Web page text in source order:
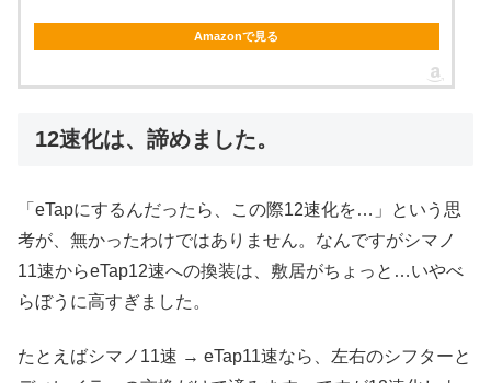
Amazonで見る
12速化は、諦めました。
「eTapにするんだったら、この際12速化を…」という思
考が、無かったわけではありません。なんですがシマノ
11速からeTap12速への換装は、敷居がちょっと…いやべ
らぼうに高すぎました。
たとえばシマノ11速 → eTap11速なら、左右のシフターと